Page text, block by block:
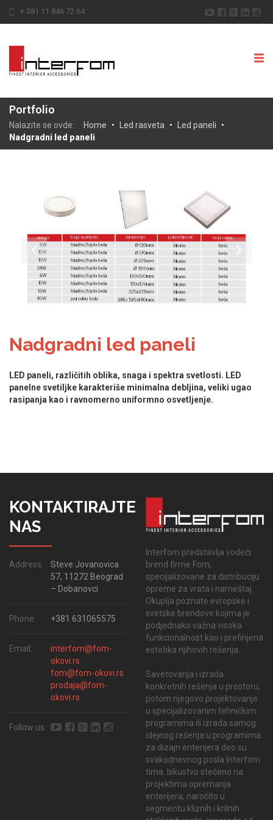
+ 381 11 846 72 64
Portfolio
Nalazite se ovde: Home • Led rasveta • Led paneli
•
Nadgradni led paneli
Nadgradni led paneli
LED paneli, različitih oblika, snaga i spektra svetlosti. LED
panelne svetiljke karakteriše minimalna debljina, veliki ugao
rasipanja kao i ravnomerno uniformno osvetljenje.
KONTAKTIRAJTE
NAS
Address:
Steve Jovanovica
57, 11272 Beograd
– Dobanovci
Phone: +381 631065575
Email:
interfom@fom-
okovi.rs
fom@fom-okovi.rs
prodaja@fom-
okovi.rs
Follow us:
Interfom predstavlja vodeći
brend firme Fom,
specijalizovane za distribuciju
opreme za vrata i nameštaj.
Okuplja poznate evropske i
svetske brendove kojima je
podjednako važna visoka
funkcionalnost kao i prefinjena
estetika njihovih rešenja.
Savetovanja i izrada
konkretnih rešenja u prostoru,
potom njegovo projektovanje
u specijalizovanim tehničkim
programima ili izrada samog
idejnog rešenja u programima
za dizajn enterijera deo su
svakodnevnog posla Interfom
tima. Iskustvo stečeno na
projektima opremanja
enterijera, naročito u
segmentu kliznih i krilnih